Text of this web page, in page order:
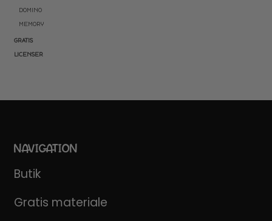
DOMINO
MEMORY
GRATIS
LICENSER
NAVIGATION
Butik
Gratis materiale